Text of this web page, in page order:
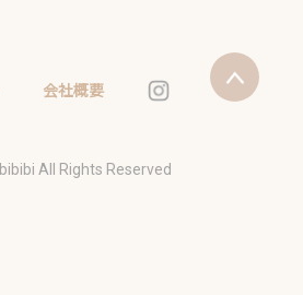
会社概要
All Rights Reserved